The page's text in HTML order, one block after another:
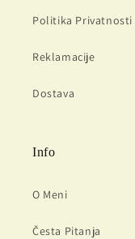
Politika Privatnosti
Reklamacije
Dostava
Info
O Meni
Česta Pitanja